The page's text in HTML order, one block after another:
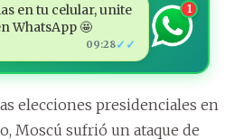
en tu celular, unite
WhatsApp 🤩
09:28✓✓
1
elecciones presidenciales en
Moscú sufrió un ataque de